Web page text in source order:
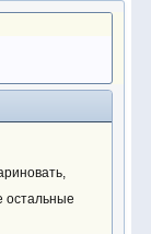
остальные